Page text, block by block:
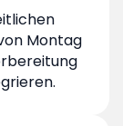
Montag